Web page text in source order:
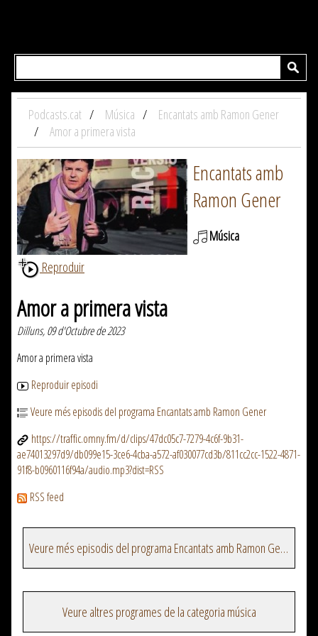
Podcasts.cat Música
Encantats amb Ramon Gener
Amor a primera vista
Encantats amb
Ramon Gener
Música
Reproduir
Amor a primera vista
Dilluns, 09 d'Octubre de 2023
Amor a primera vista
Reproduir episodi
Veure més episodis del programa Encantats amb Ramon Gener
https://traffic.omny.fm/d/clips/47dc05c7-7279-4c6f-9b31-
ae74013297d9/db099e15-3ce6-4cba-a572-af030077cd3b/811cc2cc-1522-4871-
91f8-b0960116f94a/audio.mp3?dist=RSS
RSS feed
Veure més episodis del programa Encantats amb Ramon Gener
Veure altres programes de la categoria música